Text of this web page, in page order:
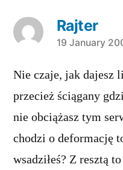
Rajter
says:
19 January
Nie czaje, jak dajesz
przecież ściągany
nie obciążasz tym
chodzi o deformację
wsadziłeś? Z resztą